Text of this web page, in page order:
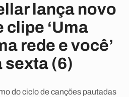
lança novo
clipe ‘Uma
rede e você’
sexta (6)
do ciclo de canções pautadas